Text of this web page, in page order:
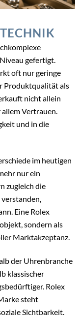
gefertigt.
oft nur geringe
Produktqualität als
nicht allein
Vertrauen.
und in die
im heutigen
nur ein
zugleich die
Eine Rolex
sondern als
Marktakzeptanz.
der Uhrenbranche
klassischer
Rolex
steht
Sichtbarkeit.